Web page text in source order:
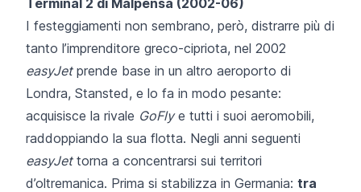
I festeggiamenti non sembrano, però, distrarre più di
tanto l’imprenditore greco-cipriota, nel 2002
easyJetprende base in un altro aeroporto di
Londra, Stansted, e lo fa in modo pesante:
acquisisce la rivale GoFlye tutti i suoi aeromobili,
raddoppiando la sua flotta. Negli anni seguenti
easyJettorna a concentrarsi sui territori
d’oltremanica. Prima si stabilizza in Germania: tra